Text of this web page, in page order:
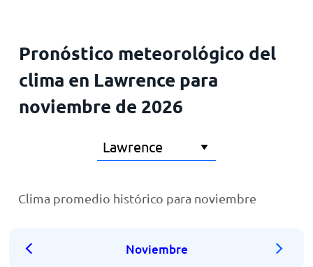
Pronóstico meteorológico del
clima en Lawrence para
noviembre de 2026
Clima promedio histórico para noviembre
Noviembre